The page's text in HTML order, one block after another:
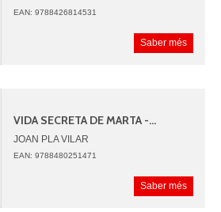
EAN: 9788426814531
Saber més
VIDA SECRETA DE MARTA -...
JOAN PLA VILAR
EAN: 9788480251471
Saber més